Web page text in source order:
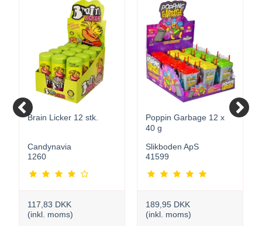
Brain Licker 12 stk.
Candynavia
1260
117,83 DKK
(inkl. moms)
Poppin Garbage 12 x
40 g
Slikboden ApS
41599
189,95 DKK
(inkl. moms)